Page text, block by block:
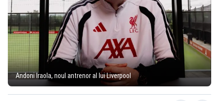
Andoni Iraola, noul antrenor al lui Liverpool